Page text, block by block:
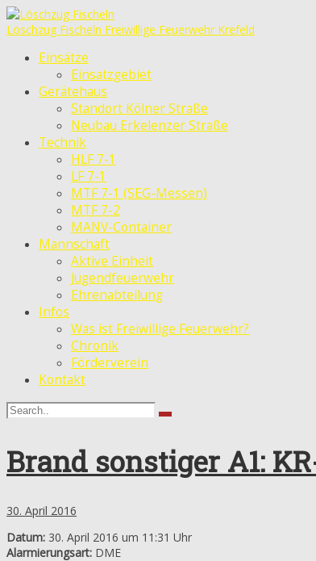
Löschzug Fischeln Freiwillige Feuerwehr Krefeld
Einsätze
Einsatzgebiet
Gerätehaus
Standort Kölner Straße
Neubau Erkelenzer Straße
Technik
HLF 7-1
LF 7-1
MTF 7-1 (SEG-Messen)
MTF 7-2
MANV-Container
Mannschaft
Aktive Einheit
Jugendfeuerwehr
Ehrenabteilung
Infos
Was ist Freiwillige Feuerwehr?
Chronik
Förderverein
Kontakt
Brand sonstiger A1:
30. April 2016
Datum: 30. April 2016 um 11:31 Uhr
Alarmierungsart: DME